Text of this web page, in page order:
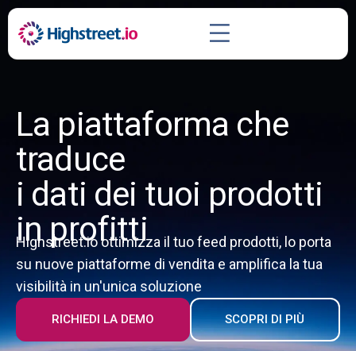
La piattaforma che
traduce
i dati dei tuoi prodotti
in profitti
Highstreet.io ottimizza il tuo feed prodotti, lo porta
su nuove piattaforme di vendita e amplifica la tua
visibilità in un'unica soluzione
RICHIEDI LA DEMO SCOPRI DI PIÙ